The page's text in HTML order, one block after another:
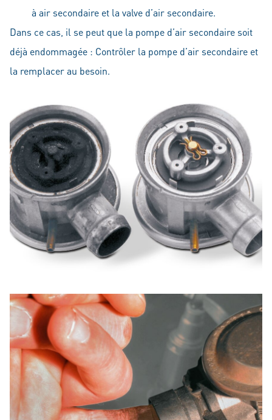
à air secondaire et la valve d’air secondaire.
Dans ce cas, il se peut que la pompe d’air secondaire soit
déjà endommagée : Contrôler la pompe d’air secondaire et
la remplacer au besoin.